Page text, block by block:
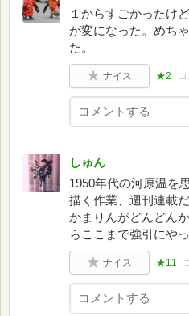
１からすごかったけ
が変になった。めち
た。
ナイス ★2
しゅん
1950年代の河原温を
描く作業、週刊連載
かまりんがどんどん
らここまで強引にや
ナイス ★11